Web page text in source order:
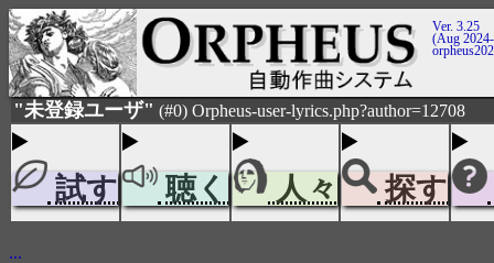
Ver. 3.25
(Aug
"未登録ユーザ" (#0) Orpheus-user-lyrics.php?author=12708
試す 聴く 人々 探す
...